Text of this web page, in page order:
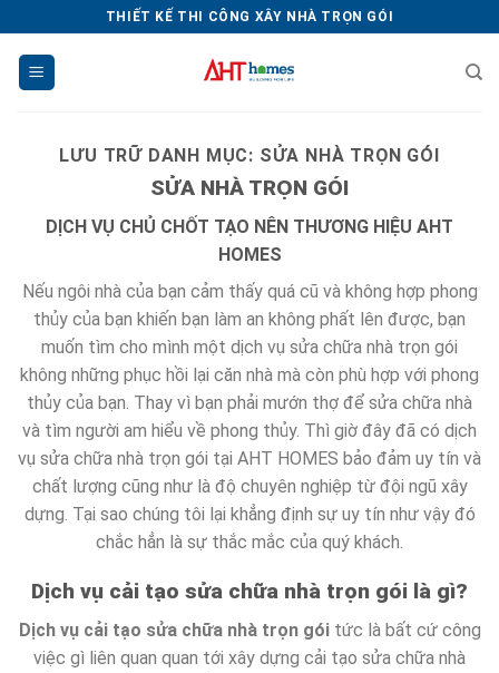
dung
THIẾT KẾ THI CÔNG XÂY NHÀ TRỌN GÓI
LƯU TRỮ DANH MỤC: SỬA NHÀ TRỌN GÓI
SỬA NHÀ TRỌN GÓI
DỊCH VỤ CHỦ CHỐT TẠO NÊN THƯƠNG HIỆU AHT
HOMES
Nếu ngôi nhà của bạn cảm thấy quá cũ và không hợp phong
thủy của bạn khiến bạn làm an không phất lên được, bạn
muốn tìm cho mình một dịch vụ sửa chữa nhà trọn gói
không những phục hồi lại căn nhà mà còn phù hợp với phong
thủy của bạn. Thay vì bạn phải mướn thợ để sửa chữa nhà
và tìm người am hiểu về phong thủy. Thì giờ đây đã có dịch
vụ sửa chữa nhà trọn gói tại AHT HOMES bảo đảm uy tín và
chất lượng cũng như là độ chuyên nghiệp từ đội ngũ xây
dựng. Tại sao chúng tôi lại khẳng định sự uy tín như vậy đó
chắc hẳn là sự thắc mắc của quý khách.
Dịch vụ cải tạo sửa chữa nhà trọn gói là gì?
Dịch vụ cải tạo sửa chữa nhà trọn góitức là bất cứ công
việc gì liên quan quan tới xây dựng cải tạo sửa chữa nhà